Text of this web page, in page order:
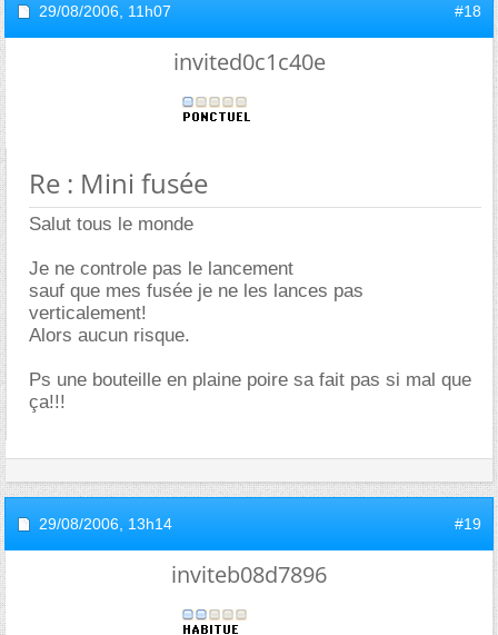
29/08/2006, 11h07 #18
invited0c1c40e
Re : Mini fusée
Salut tous le monde
Je ne controle pas le lancement
sauf que mes fusée je ne les lances pas
verticalement!
Alors aucun risque.
Ps une bouteille en plaine poire sa fait pas si mal que
ça!!!
29/08/2006, 13h14 #19
inviteb08d7896